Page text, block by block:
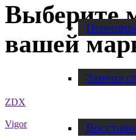
Замена
Выберите
вашей
ZDX
Vigor